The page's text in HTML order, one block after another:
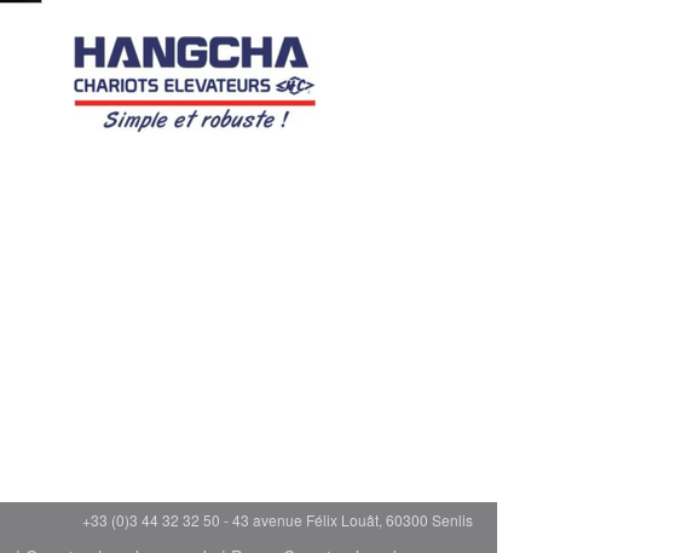
+33 (0)3 44 32 32 50 - 43 avenue Félix Louât, 60300 Senlis